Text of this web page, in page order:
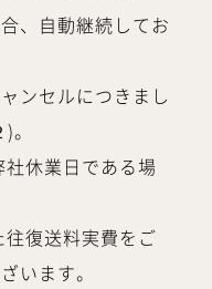
、自動継続してお
ンセルにつきまし
。
休業日である場
復送料実費をご
います。